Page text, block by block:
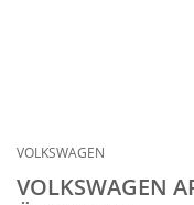
VOLKSWAGEN
VOLKSWAGEN